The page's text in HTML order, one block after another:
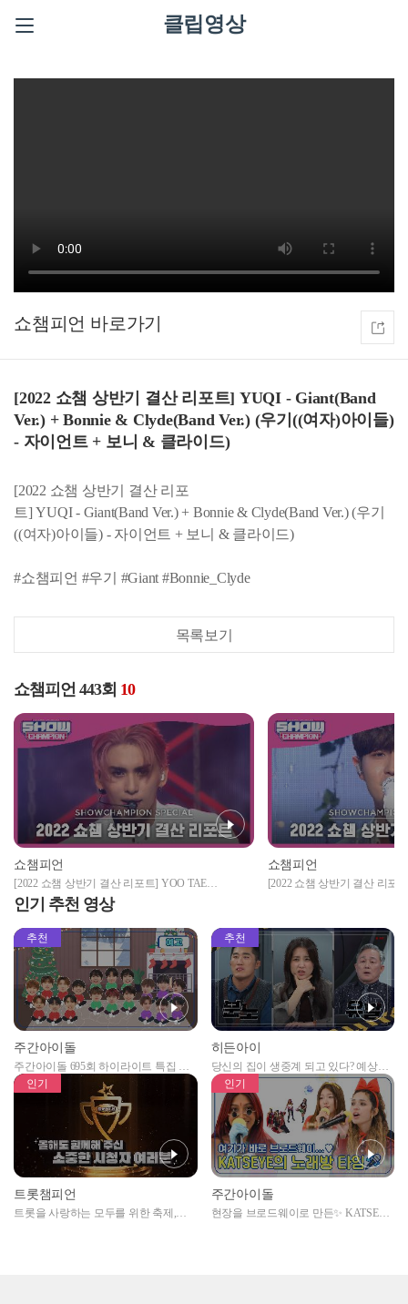
클립영상
쇼챔피언
[2022 쇼챔 상반기 결산 리포트] YUQI - Giant(Band
Ver.) + Bonnie & Clyde(Band Ver.) (우기((여자)아이들)
- 자이언트 + 보니 & 클라이드)
[2022 쇼챔 상반기 결산 리포
트] YUQI - Giant(Band Ver.) + Bonnie & Clyde(Band Ver.) (우기
((여자)아이들) - 자이언트 + 보니 & 클라이드)
#쇼챔피언 #우기 #Giant #Bonnie_Clyde
목록보기
쇼챔피언 443회 10
쇼챔피언
[2022 쇼챔 상반기 결산 리포트] YOO TAE
YANG(SF9) - Don't Call Me(원곡 : SHINee) (유태양
(에스에프나인) - 돈콜미)
쇼챔피언
[2022 쇼챔 상반기 결산 리포
인기 추천 영상
추천
주간아이돌
주간아이돌 695회 하이라이트 특집 남
자아이돌편 예고
추천
히든아이
당신의 집이 생중계 되고 있다? 예상치
못한 곳에서 일어나는 불법촬영 범죄!
인기
트롯챔피언
트롯을 사랑하는 모두를 위한 축제,
인기
주간아이돌
현장을 브로드웨이로 만든✨ KATSEYE